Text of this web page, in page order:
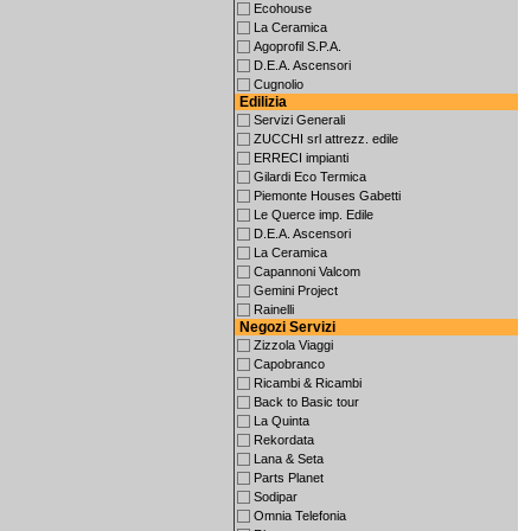
Ecohouse
La Ceramica
Agoprofil S.P.A.
D.E.A. Ascensori
Cugnolio
Edilizia
Servizi Generali
ZUCCHI srl attrezz. edile
ERRECI impianti
Gilardi Eco Termica
Piemonte Houses Gabetti
Le Querce imp. Edile
D.E.A. Ascensori
La Ceramica
Capannoni Valcom
Gemini Project
Rainelli
Negozi Servizi
Zizzola Viaggi
Capobranco
Ricambi & Ricambi
Back to Basic tour
La Quinta
Rekordata
Lana & Seta
Parts Planet
Sodipar
Omnia Telefonia